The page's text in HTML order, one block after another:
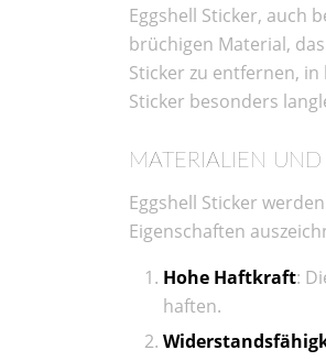
Eggshell Sticker, auch
brüchigen Material,
Sticker zu entfernen,
Sticker besonders
MATERIALIEN
Eggshell Sticker
Eigenschaften
Hohe Haftkraft:
haften.